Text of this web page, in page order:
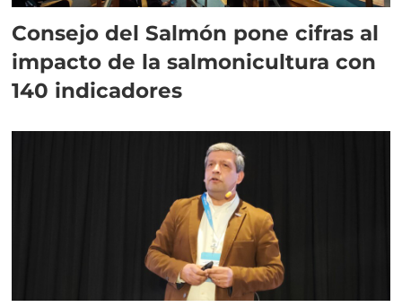
Consejo del Salmón pone cifras al
impacto de la salmonicultura con
140 indicadores